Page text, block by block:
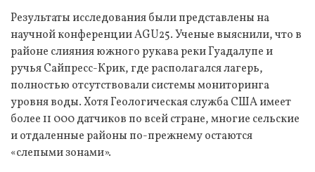
Результаты исследования были представлены на
научной конференции AGU25. Ученые выяснили, что в
районе слияния южного рукава реки Гуадалупе и
ручья Сайпресс-Крик, где располагался лагерь,
полностью отсутствовали системы мониторинга
уровня воды. Хотя Геологическая служба США имеет
более 11 000 датчиков по всей стране, многие сельские
и отдаленные районы по-прежнему остаются
«слепыми зонами».